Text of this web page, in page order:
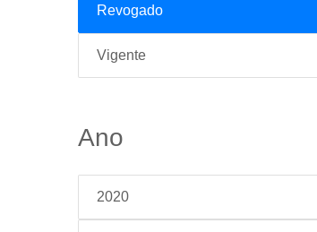
Revogado
Vigente
Ano
2020